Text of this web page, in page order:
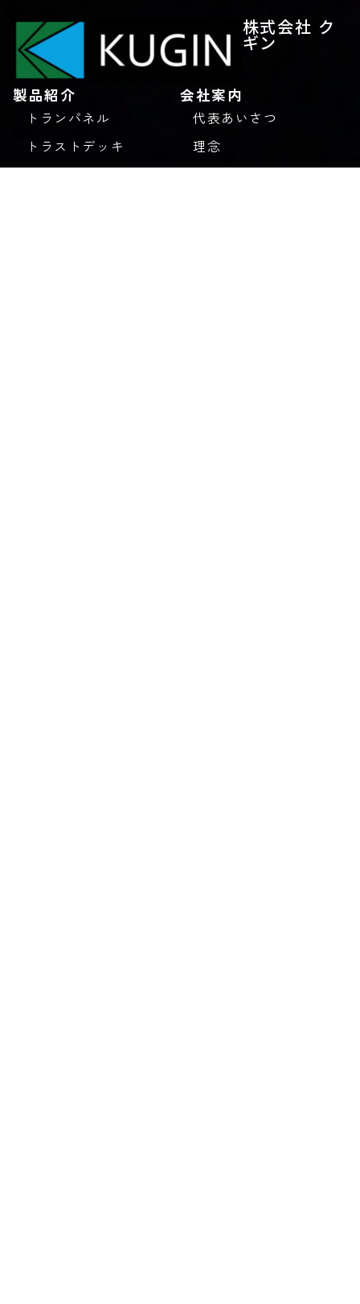
株式会社 ク
ギン
製品紹介
トランパネル
トラストデッキ
エコウェルメッシュ
会社案内
代表あいさつ
理念
会社概要